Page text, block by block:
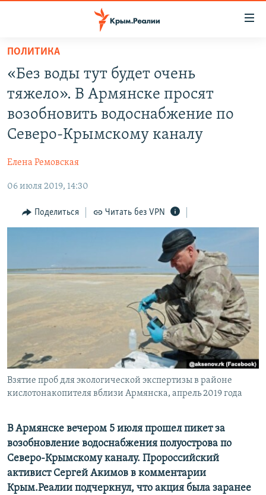
Вернуться
основному
содержанию
Вернутся
главной
Вернутся
СПЕЦПРОЕКТЫ
ГРУЗ 200
КАРТА ВОЕННЫХ ОБЪЕКТОВ КРЫМА
ИСТОРИЯ
ИНФОГРАФИКА
ТЕЛЕПРОЕКТ КРЫМ.РЕАЛИИ
ПОБЕДИТЕЛЕЙ НЕ СУДЯТ?
КРЫМ.НЕПОКОРЕННЫЙ
ELIFBE
УКРАИНСКАЯ ПРОБЛЕМА КРЫМА
КАК ОБОЙТИ БЛОКИРОВКУ
ПРИСОЕДИНЯЙТЕСЬ!
Все сайты RFE/RL
ПОЛИТИКА
«Без воды тут будет очень
тяжело». В Армянске просят
возобновить водоснабжение по
Северо-Крымскому каналу
Елена Ремовская
06 июля 2019, 14:30
Поделиться Читать без VPN
Взятие проб для экологической экспертизы в районе
кислотонакопителя вблизи Армянска, апрель 2019 года
В Армянске вечером 5 июля прошел пикет за
возобновление водоснабжения полуострова по
Северо-Крымскому каналу. Пророссийский
активист Сергей Акимов в комментарии
Крым.Реалии подчеркнул, что акция была заранее